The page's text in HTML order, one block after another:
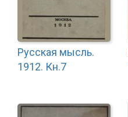
Русская мысль.
1912. Кн.7